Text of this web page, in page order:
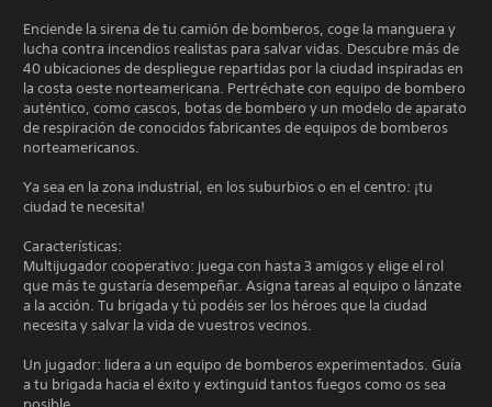
Enciende la sirena de tu camión de bomberos, coge la manguera y
lucha contra incendios realistas para salvar vidas. Descubre más de
40 ubicaciones de despliegue repartidas por la ciudad inspiradas en
la costa oeste norteamericana. Pertréchate con equipo de bombero
auténtico, como cascos, botas de bombero y un modelo de aparato
de respiración de conocidos fabricantes de equipos de bomberos
norteamericanos.
Ya sea en la zona industrial, en los suburbios o en el centro: ¡tu
ciudad te necesita!
Características:
Multijugador cooperativo: juega con hasta 3 amigos y elige el rol
que más te gustaría desempeñar. Asigna tareas al equipo o lánzate
a la acción. Tu brigada y tú podéis ser los héroes que la ciudad
necesita y salvar la vida de vuestros vecinos.
Un jugador: lidera a un equipo de bomberos experimentados. Guía
a tu brigada hacia el éxito y extinguid tantos fuegos como os sea